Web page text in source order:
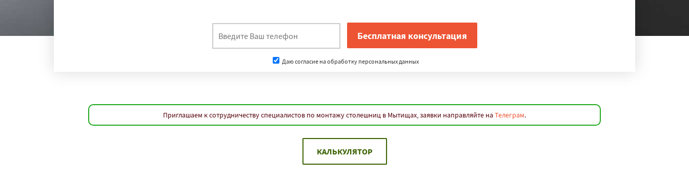
Даю согласие на обработку персональных данных
Приглашаем к сотрудничеству специалистов по монтажу столешниц в Мытищах, заявки направляйте на Телеграм.
КАЛЬКУЛЯТОР